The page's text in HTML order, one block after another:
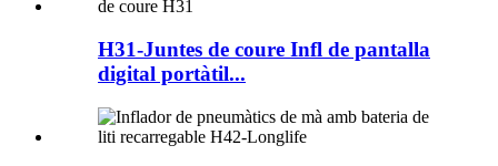
H31-Juntes de coure Infl de pantalla
digital portàtil...